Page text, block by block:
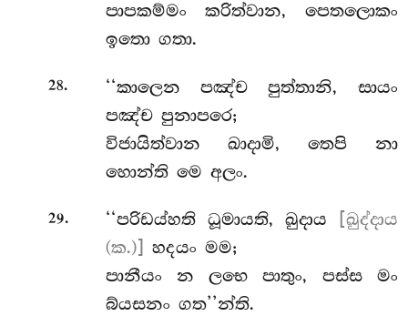
පාපකම්මංකරිත්වාන, පෙතලොකං
ඉතො ගතා.
28.
‘‘කාලෙන පඤ්ච පුත්තානි, සායං
පඤ්ච පුනාපරෙ;
විජායිත්වාන ඛාදාමි, තෙපි නා
හොන්ති මෙ අලං.
29. ‘‘පරිඩය්හති ධූමායති, ඛුදාය
[ඛුද්දාය
(ක.)]
හදයං මම;
පානීයං න ලභෙ පාතුං, පස්ස මං
බ්යසනං ගත’’න්ති.